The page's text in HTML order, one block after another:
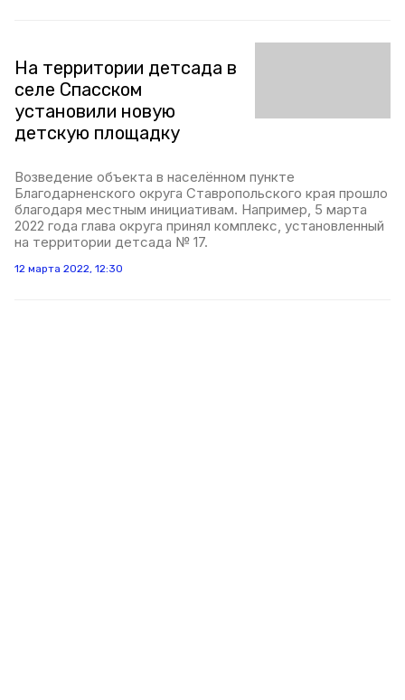
На территории детсада в
селе Спасском
установили новую
детскую площадку
Возведение объекта в населённом пункте
Благодарненского округа Ставропольского края прошло
благодаря местным инициативам. Например, 5 марта
2022 года глава округа принял комплекс, установленный
на территории детсада № 17.
12 марта 2022, 12:30